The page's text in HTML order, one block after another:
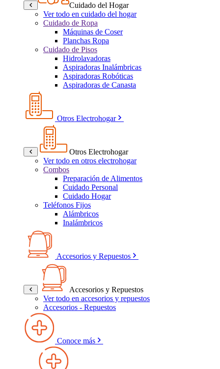
Cuidado del Hogar
Ver todo en cuidado del hogar
Cuidado de Ropa
Máquinas de Coser
Planchas Ropa
Cuidado de Pisos
Hidrolavadoras
Aspiradoras Inalámbricas
Aspiradoras Robóticas
Aspiradoras de Canasta
Otros Electrohogar
Otros Electrohogar
Ver todo en otros electrohogar
Combos
Preparación de Alimentos
Cuidado Personal
Cuidado Hogar
Teléfonos Fijos
Alámbricos
Inalámbricos
Accesorios y Repuestos
Accesorios y Repuestos
Ver todo en accesorios y repuestos
Accesorios - Repuestos
Conoce más